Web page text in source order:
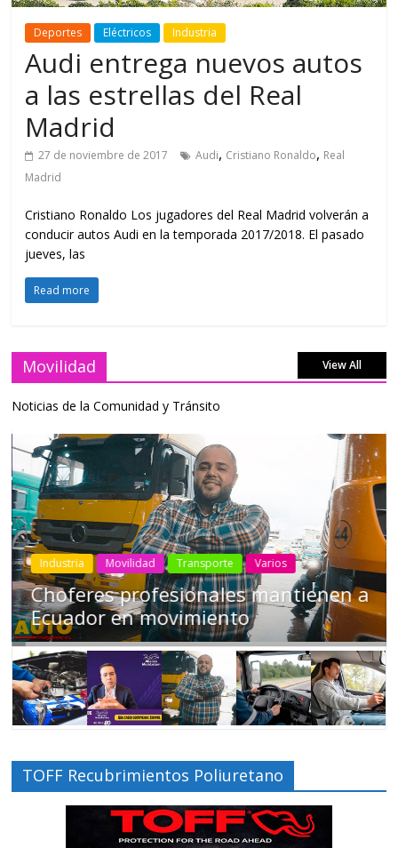
Deportes Eléctricos Industria
Audi entrega nuevos autos
a las estrellas del Real
Madrid
27 de noviembre de 2017 Audi, Cristiano Ronaldo, Real
Madrid
Cristiano Ronaldo Los jugadores del Real Madrid volverán a
conducir autos Audi en la temporada 2017/2018. El pasado
jueves, las
Read more
Movilidad View All
Noticias de la Comunidad y Tránsito
Industria Movilidad Transporte Varios
Choferes profesionales mantienen a
Ecuador en movimiento
TOFF Recubrimientos Poliuretano